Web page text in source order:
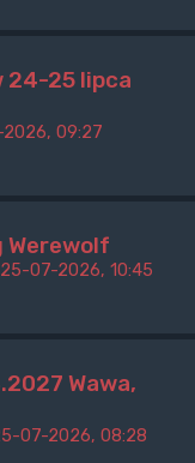
24-25 lipca
09:27
Werewolf
25-07-2026, 10:45
Wawa,
07-2026, 08:28